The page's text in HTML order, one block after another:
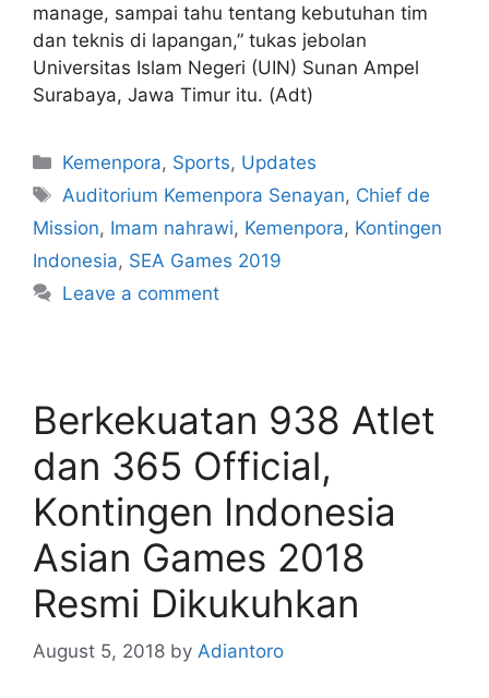
manage, sampai tahu tentang kebutuhan tim
dan teknis di lapangan,” tukas jebolan
Universitas Islam Negeri (UIN) Sunan Ampel
Surabaya, Jawa Timur itu. (Adt)
Kemenpora, Sports, Updates
Auditorium Kemenpora Senayan, Chief de
Mission, Imam nahrawi, Kemenpora, Kontingen
Indonesia, SEA Games 2019
Leave a comment
Berkekuatan 938 Atlet
dan 365 Official,
Kontingen Indonesia
Asian Games 2018
Resmi Dikukuhkan
August 5, 2018 by Adiantoro